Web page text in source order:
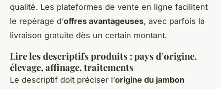
qualité. Les plateformes de vente en ligne facilitent
le repérage d’offres avantageuses, avec parfois la
livraison gratuite dès un certain montant.
Lire les descriptifs produits : pays d’origine,
élevage, affinage, traitements
Le descriptif doit préciser l’origine du jambon